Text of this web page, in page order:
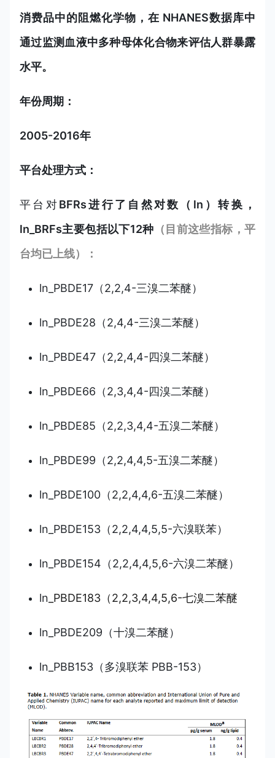
消费品中的阻燃化学物，在 NHANES数据库中
通过监测血液中多种母体化合物来评估人群暴露
水平。
年份周期：
2005-2016年
平台处理方式：
平台对BFRs进行了自然对数（ln）转换，
ln_BRFs主要包括以下12种 （目前这些指标，平
台均已上线）：
ln_PBDE17（2,2,4-三溴二苯醚）
ln_PBDE28（2,4,4-三溴二苯醚）
ln_PBDE47（2,2,4,4-四溴二苯醚）
ln_PBDE66（2,3,4,4-四溴二苯醚）
ln_PBDE85（2,2,3,4,4-五溴二苯醚）
ln_PBDE99（2,2,4,4,5-五溴二苯醚）
ln_PBDE100（2,2,4,4,6-五溴二苯醚）
ln_PBDE153（2,2,4,4,5,5-六溴联苯）
ln_PBDE154（2,2,4,4,5,6-六溴二苯醚）
ln _PBDE183（2,2,3,4,4,5,6-七溴二苯醚
ln_PBDE209（十溴二苯醚）
ln_PBB153（多溴联苯 PBB-153）